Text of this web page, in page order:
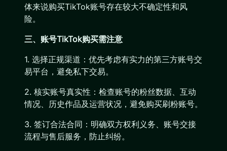
体来说购买TikTok账号存在较大不确定性和风
险。
三、账号TikTok购买需注意
1. 选择正规渠道：优先考虑有实力的第三方账号交
易平台，避免私下交易。
2. 核实账号真实性：检查账号的粉丝数据、互动
情况、历史作品及运营状况，避免购买刷粉账号。
3. 签订合法合同：明确双方权利义务、账号交接
流程与售后服务，防止纠纷。